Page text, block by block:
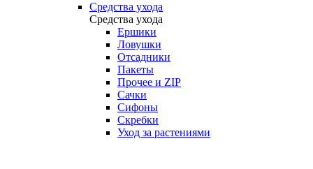
Средства ухода
Средства ухода
Ершики
Ловушки
Отсадники
Пакеты
Прочее и ZIP
Сачки
Сифоны
Скребки
Уход за растениями